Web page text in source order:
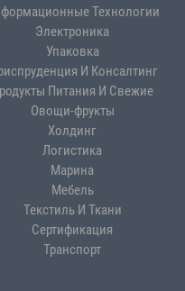
Технологии
Электроника
Упаковка
И Консалтинг
Питания И Свежие
Овощи-фрукты
Холдинг
Логистика
Марина
Мебель
Текстиль И Ткани
Сертификация
Транспорт